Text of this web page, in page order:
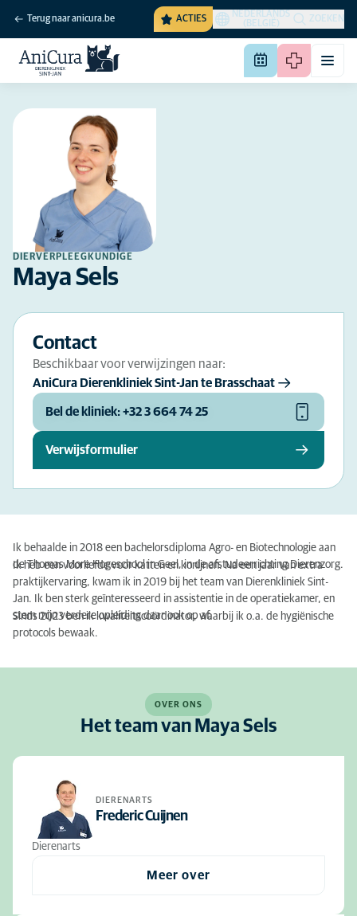
Terug naar anicura.be ACTIES
NEDERLANDS
(BELGIË)
ZOEKEN
DIERVERPLEEGKUNDIGE
Maya Sels
Contact
Beschikbaar voor verwijzingen naar:
AniCura Dierenkliniek Sint-Jan te Brasschaat
Bel de kliniek: +32 3 664 74 25
Verwijsformulier
Ik behaalde in 2018 een bachelorsdiploma Agro- en Biotechnologie aan
de Thomas More Hogeschool in Geel, in de afstudeerrichting Dierenzorg.
Ik heb een voorliefde voor katten en konijnen. Na een jaar van extra
praktijkervaring, kwam ik in 2019 bij het team van Dierenkliniek Sint-
Jan. Ik ben sterk geïnteresseerd in assistentie in de operatiekamer, en
stem mijn verdere opleiding daar ook op af.
Sinds 2023 ben ik kwaliteitscoördinator, waarbij ik o.a. de hygiënische
protocols bewaak.
OVER ONS
Het team van Maya Sels
DIERENARTS
Frederic Cuijnen
Dierenarts
Meer over